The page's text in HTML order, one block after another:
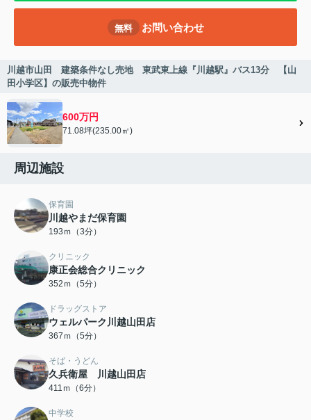
無料 お問い合わせ
川越市山田 建築条件なし売地 東武東上線『川越駅』バス13分 【山
田小学区】の販売中物件
600万円
71.08坪(235.00㎡)
周辺施設
保育園
川越やまだ保育園
193ｍ（3分）
クリニック
康正会総合クリニック
352ｍ（5分）
ドラッグストア
ウェルパーク川越山田店
367ｍ（5分）
そば・うどん
久兵衛屋 川越山田店
411ｍ（6分）
中学校